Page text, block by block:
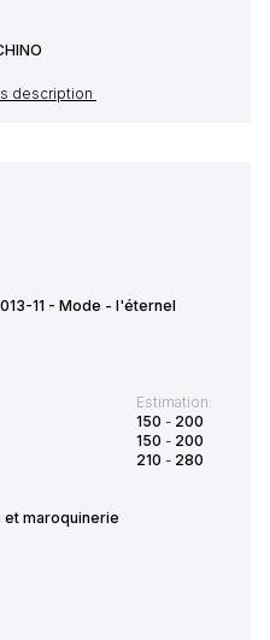
description
11 - Mode - l'éternel
Estimation:
150 - 200
150 - 200
210 - 280
et maroquinerie